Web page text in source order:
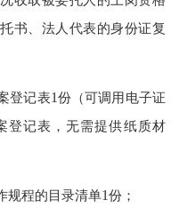
书、法人代表的身份证复
登记表1份（可调用电子证
登记表，无需提供纸质材
规程的目录清单1份；